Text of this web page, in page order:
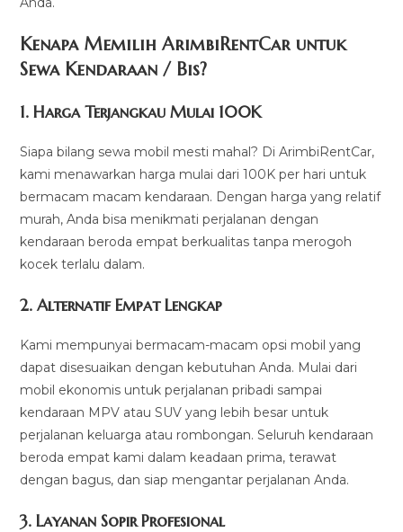
Kenapa Memilih ArimbiRentCar untuk
Sewa Kendaraan / Bis?
1.Harga Terjangkau Mulai 100K
Siapa bilang sewa mobil mesti mahal? Di ArimbiRentCar,
kami menawarkan harga mulai dari 100K per hari untuk
bermacam macam kendaraan. Dengan harga yang relatif
murah, Anda bisa menikmati perjalanan dengan
kendaraan beroda empat berkualitas tanpa merogoh
kocek terlalu dalam.
2. Alternatif Empat Lengkap
Kami mempunyai bermacam-macam opsi mobil yang
dapat disesuaikan dengan kebutuhan Anda. Mulai dari
mobil ekonomis untuk perjalanan pribadi sampai
kendaraan MPV atau SUV yang lebih besar untuk
perjalanan keluarga atau rombongan. Seluruh kendaraan
beroda empat kami dalam keadaan prima, terawat
dengan bagus, dan siap mengantar perjalanan Anda.
3.Layanan Sopir Profesional